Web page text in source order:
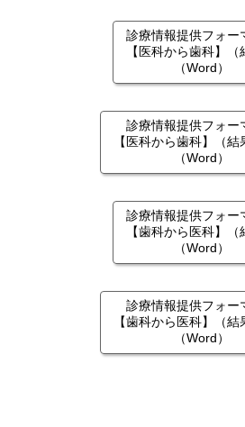
診療情報提供フォー
【医科から歯科】（
（Word）
診療情報提供フォー
【医科から歯科】（結
（Word）
診療情報提供フォー
【歯科から医科】（
（Word）
診療情報提供フォー
【歯科から医科】（結
（Word）